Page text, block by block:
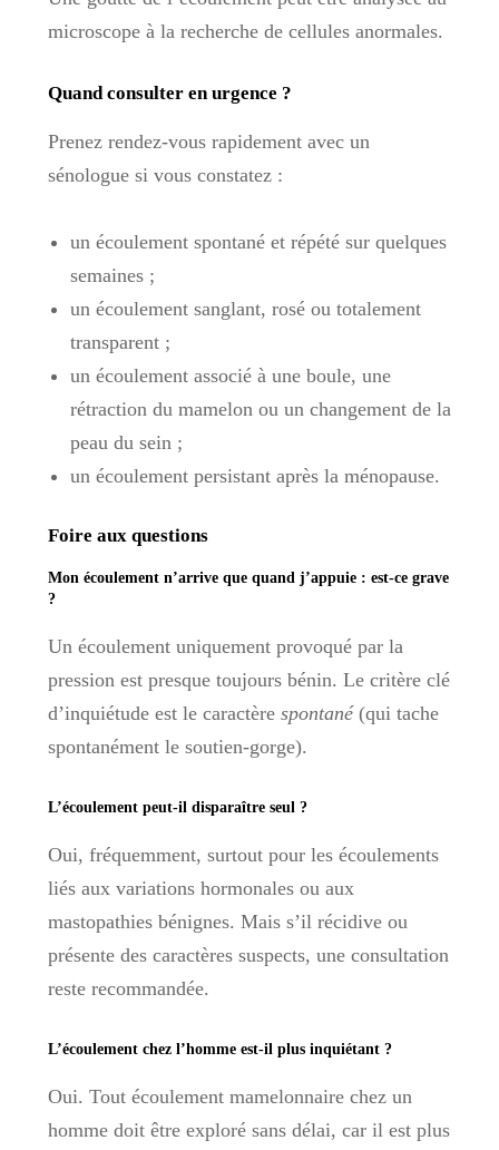
microscope à la recherche de cellules anormales.
Quand consulter en urgence ?
Prenez rendez-vous rapidement avec un
sénologue si vous constatez :
un écoulement spontané et répété sur quelques
semaines ;
un écoulement sanglant, rosé ou totalement
transparent ;
un écoulement associé à une boule, une
rétraction du mamelon ou un changement de la
peau du sein ;
un écoulement persistant après la ménopause.
Foire aux questions
Mon écoulement n’arrive que quand j’appuie : est-ce grave
?
Un écoulement uniquement provoqué par la
pression est presque toujours bénin. Le critère clé
d’inquiétude est le caractère spontané(qui tache
spontanément le soutien-gorge).
L’écoulement peut-il disparaître seul ?
Oui, fréquemment, surtout pour les écoulements
liés aux variations hormonales ou aux
mastopathies bénignes. Mais s’il récidive ou
présente des caractères suspects, une consultation
reste recommandée.
L’écoulement chez l’homme est-il plus inquiétant ?
Oui. Tout écoulement mamelonnaire chez un
homme doit être exploré sans délai, car il est plus